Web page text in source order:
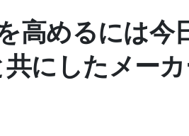
高めるには今
にしたメー